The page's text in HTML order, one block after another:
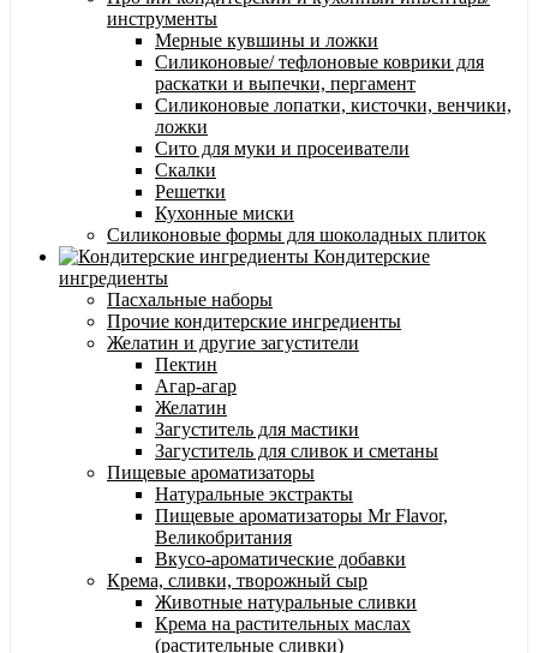
инструменты
Мерные кувшины и ложки
Силиконовые/ тефлоновые коврики для
раскатки и выпечки, пергамент
Силиконовые лопатки, кисточки, венчики,
ложки
Сито для муки и просеиватели
Скалки
Решетки
Кухонные миски
Силиконовые формы для шоколадных плиток
Кондитерские
ингредиенты
Пасхальные наборы
Прочие кондитерские ингредиенты
Желатин и другие загустители
Пектин
Агар-агар
Желатин
Загуститель для мастики
Загуститель для сливок и сметаны
Пищевые ароматизаторы
Натуральные экстракты
Пищевые ароматизаторы Mr Flavor,
Великобритания
Вкусо-ароматические добавки
Крема, сливки, творожный сыр
Животные натуральные сливки
Крема на растительных маслах
(растительные сливки)